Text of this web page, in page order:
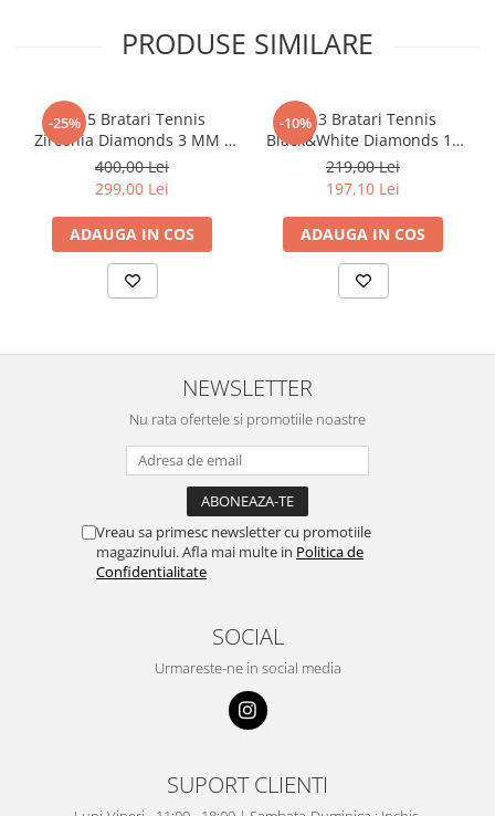
PRODUSE SIMILARE
-25%
Set 5 Bratari Tennis
Zirconia Diamonds 3 MM /
19.5 CM
400,00 Lei
299,00 Lei
ADAUGA IN COS
-10%
Set 3 Bratari Tennis
Black&White Diamonds 19
CM
219,00 Lei
197,10 Lei
ADAUGA IN COS
NEWSLETTER
Nu rata ofertele si promotiile noastre
Vreau sa primesc newsletter cu promotiile
magazinului. Afla mai multe in Politica de
Confidentialitate
SOCIAL
Urmareste-ne in social media
SUPORT CLIENTI